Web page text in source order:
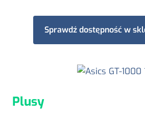
Sprawdź dostępność w
Plusy